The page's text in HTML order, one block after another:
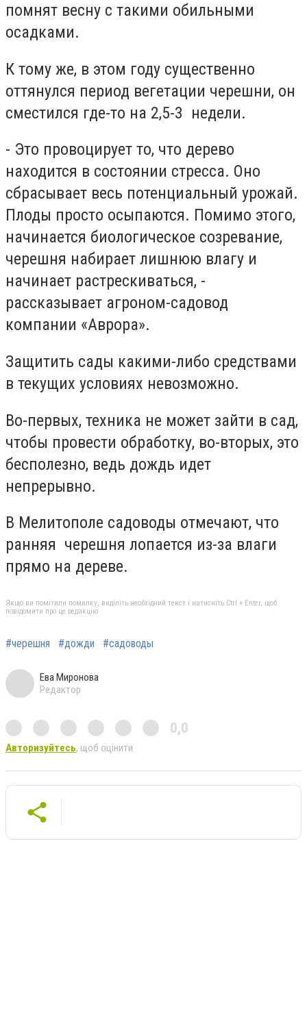
помнят весну с такими обильными
осадками.
К тому же, в этом году существенно
оттянулся период вегетации черешни, он
сместился где-то на 2,5-3 недели.
- Это провоцирует то, что дерево
находится в состоянии стресса. Оно
сбрасывает весь потенциальный урожай.
Плоды просто осыпаются. Помимо этого,
начинается биологическое созревание,
черешня набирает лишнюю влагу и
начинает растрескиваться, -
рассказывает агроном-садовод
компании «Аврора».
Защитить сады какими-либо средствами
в текущих условиях невозможно.
Во-первых, техника не может зайти в сад,
чтобы провести обработку, во-вторых, это
бесполезно, ведь дождь идет
непрерывно.
В Мелитополе садоводы отмечают, что
ранняя черешня лопается из-за влаги
прямо на дереве.
Якщо ви помітили помилку, виділіть необхідний текст і натисніть Ctrl + Enter, щоб
повідомити про це редакцію
#черешня #дожди #садоводы
Ева Миронова
Редактор
0,0
Авторизуйтесь, щоб оцінити